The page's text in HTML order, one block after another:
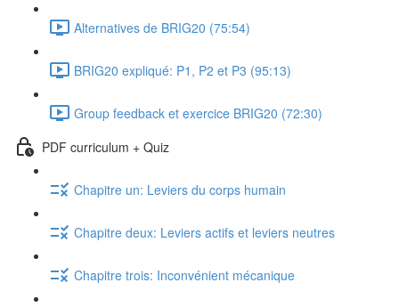
Alternatives de BRIG20 (75:54)
BRIG20 expliqué: P1, P2 et P3 (95:13)
Group feedback et exercice BRIG20 (72:30)
PDF curriculum + Quiz
Chapitre un: Leviers du corps humain
Chapitre deux: Leviers actifs et leviers neutres
Chapitre trois: Inconvénient mécanique